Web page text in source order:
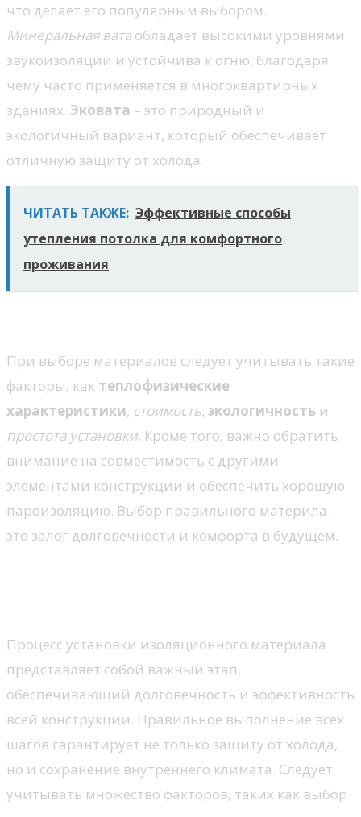
что делает его популярным выбором.
Минеральная ватаобладает высокими уровнями
звукоизоляции и устойчива к огню, благодаря
чему часто применяется в многоквартирных
зданиях. Эковата – это природный и
экологичный вариант, который обеспечивает
отличную защиту от холода.
ЧИТАТЬ ТАКЖЕ: Эффективные способы
утепления потолка для комфортного
проживания
При выборе материалов следует учитывать такие
факторы, как теплофизические
характеристики, стоимость, экологичность и
простота установки. Кроме того, важно обратить
внимание на совместимость с другими
элементами конструкции и обеспечить хорошую
пароизоляцию. Выбор правильного материла –
это залог долговечности и комфорта в будущем.
Процесс установки изоляционного материала
представляет собой важный этап,
обеспечивающий долговечность и эффективность
всей конструкции. Правильное выполнение всех
шагов гарантирует не только защиту от холода,
но и сохранение внутреннего климата. Следует
учитывать множество факторов, таких как выбор